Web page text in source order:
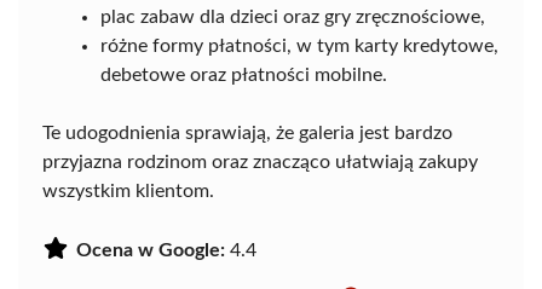
plac zabaw dla dzieci oraz gry zręcznościowe,
różne formy płatności, w tym karty kredytowe,
debetowe oraz płatności mobilne.
Te udogodnienia sprawiają, że galeria jest bardzo
przyjazna rodzinom oraz znacząco ułatwiają zakupy
wszystkim klientom.
Ocena w Google: 4.4